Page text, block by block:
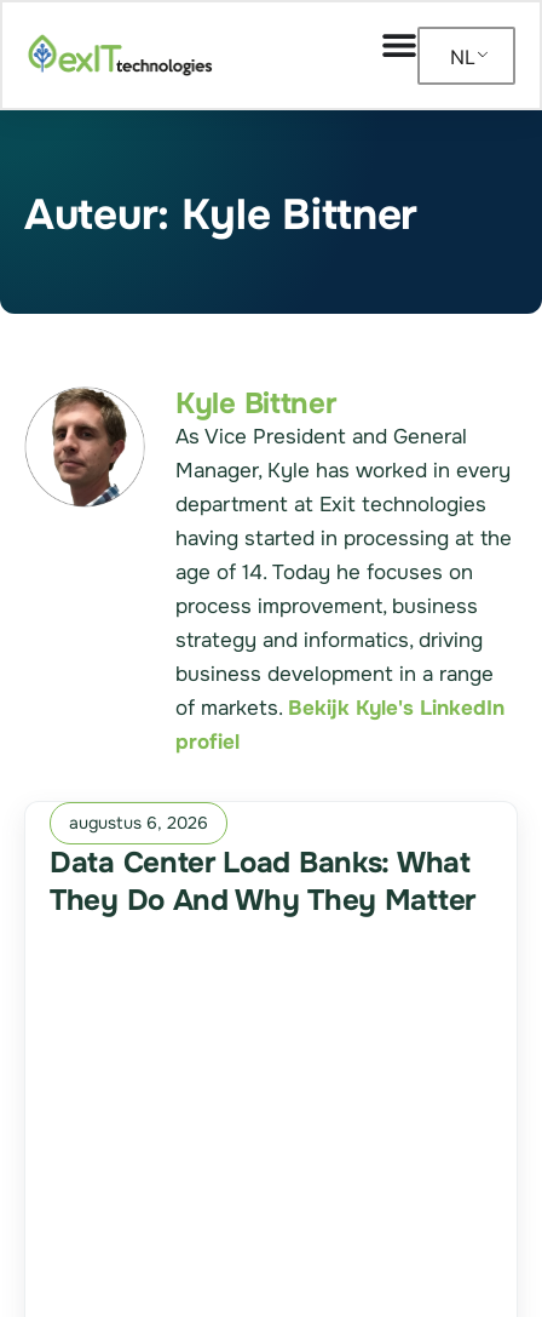
NL
Auteur: Kyle Bittner
Kyle Bittner
As Vice President and General
Manager, Kyle has worked in every
department at Exit technologies
having started in processing at the
age of 14. Today he focuses on
process improvement, business
strategy and informatics, driving
business development in a range
of markets. Bekijk Kyle's LinkedIn
profiel
augustus 6, 2026
Data Center Load Banks: What
They Do And Why They Matter